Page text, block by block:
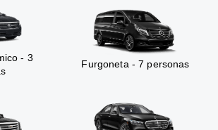
- 3
Furgoneta - 7 personas